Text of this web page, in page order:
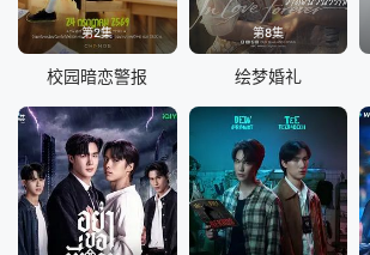
第2集
校园暗恋警报
第8集
绘梦婚礼